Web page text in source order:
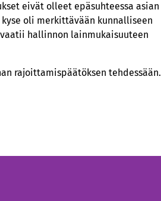
eivät olleet epäsuhteessa asian
oli merkittävään kunnalliseen
hallinnon lainmukaisuuteen
rajoittamispäätöksen tehdessään.